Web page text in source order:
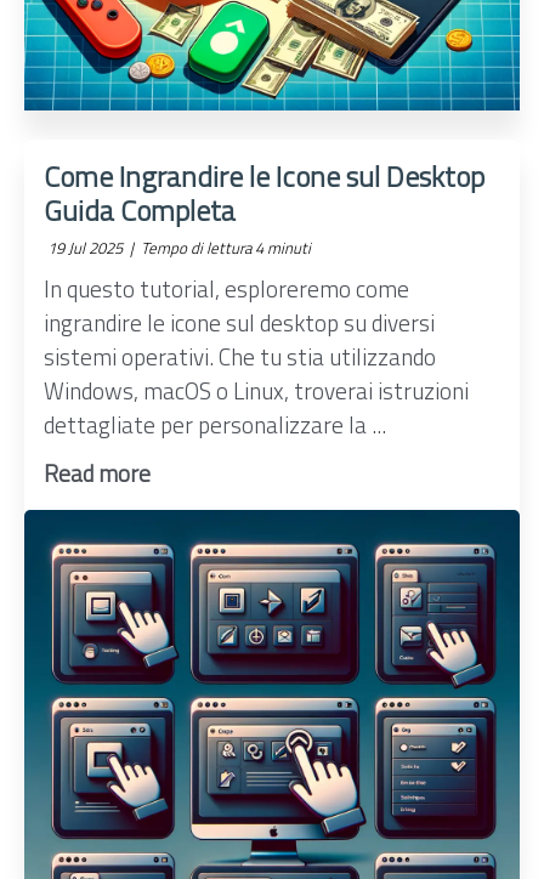
Come Ingrandire le Icone sul Desktop
Guida Completa
19 Jul 2025 | Tempo di lettura 4 minuti
In questo tutorial, esploreremo come
ingrandire le icone sul desktop su diversi
sistemi operativi. Che tu stia utilizzando
Windows, macOS o Linux, troverai istruzioni
dettagliate per personalizzare la ...
Read more